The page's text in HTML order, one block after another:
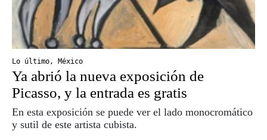
Lo último, México
Ya abrió la nueva exposición de
Picasso, y la entrada es gratis
En esta exposición se puede ver el lado monocromático
y sutil de este artista cubista.